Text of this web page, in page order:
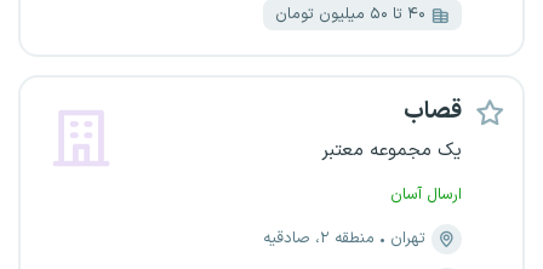
۴۰ تا ۵۰ میلیون تومان
قصاب
یک مجموعه معتبر
ارسال آسان
تهران
منطقه ۲، صادقیه